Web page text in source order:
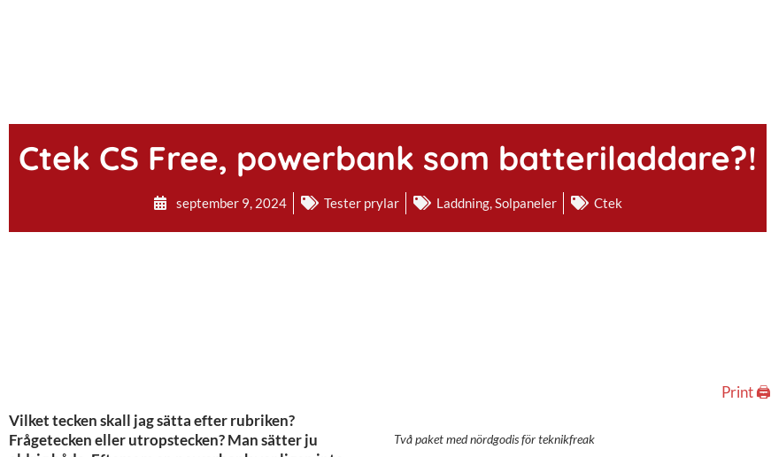
Ctek CS Free, powerbank som batteriladdare?!
september 9, 2024 Tester prylar Laddning,Solpaneler Ctek
Print 🖨
Vilket tecken skall jag sätta efter rubriken?
Frågetecken eller utropstecken? Man sätter ju
Två paket med nördgodis för teknikfreak